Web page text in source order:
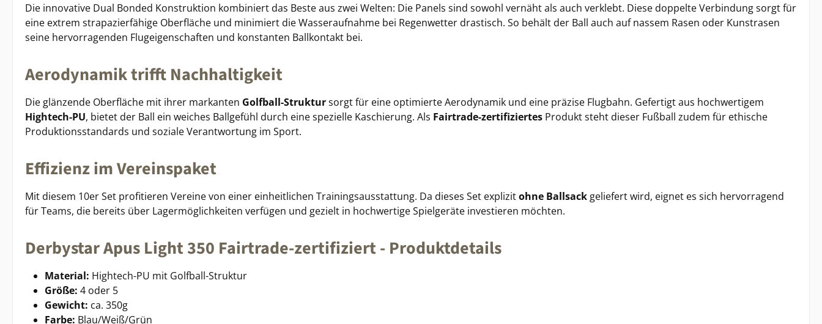
Die innovative Dual Bonded Konstruktion kombiniert das Beste aus zwei Welten: Die Panels sind sowohl vernäht als auch verklebt. Diese doppelte Verbindung sorgt für
eine extrem strapazierfähige Oberfläche und minimiert die Wasseraufnahme bei Regenwetter drastisch. So behält der Ball auch auf nassem Rasen oder Kunstrasen
seine hervorragenden Flugeigenschaften und konstanten Ballkontakt bei.
Aerodynamik trifft Nachhaltigkeit
Die glänzende Oberfläche mit ihrer markanten Golfball-Struktursorgt für eine optimierte Aerodynamik und eine präzise Flugbahn. Gefertigt aus hochwertigem
Hightech-PU, bietet der Ball ein weiches Ballgefühl durch eine spezielle Kaschierung. Als Fairtrade-zertifiziertes Produkt steht dieser Fußball zudem für ethische
Produktionsstandards und soziale Verantwortung im Sport.
Effizienz im Vereinspaket
Mit diesem 10er Set profitieren Vereine von einer einheitlichen Trainingsausstattung. Da dieses Set explizitohne Ballsack geliefert wird, eignet es sich hervorragend
für Teams, die bereits über Lagermöglichkeiten verfügen und gezielt in hochwertige Spielgeräte investieren möchten.
Derbystar Apus Light 350 Fairtrade-zertifiziert- Produktdetails
Material: Hightech-PU mit Golfball-Struktur
Größe: 4 oder 5
Gewicht: ca. 350g
Farbe: Blau/Weiß/Grün